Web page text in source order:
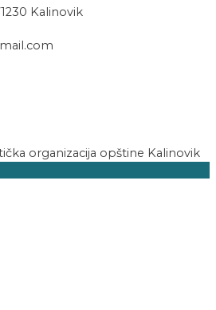
Kalinovik
organizacija opštine Kalinovik